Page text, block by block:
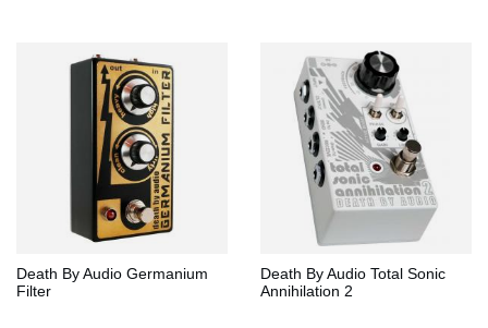
Death By Audio Germanium
Filter
Death By Audio Total Sonic
Annihilation 2